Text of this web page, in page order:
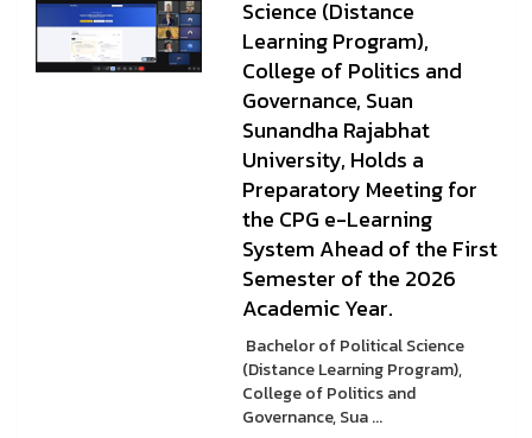
Science (Distance
Learning Program),
College of Politics and
Governance, Suan
Sunandha Rajabhat
University, Holds a
Preparatory Meeting for
the CPG e-Learning
System Ahead of the First
Semester of the 2026
Academic Year.
️ Bachelor of Political Science
(Distance Learning Program),
College of Politics and
Governance, Sua ...